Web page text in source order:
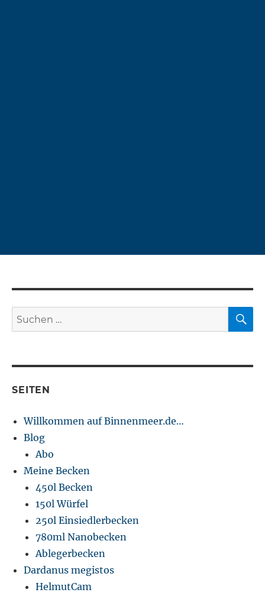
Suchen
nach:
SEITEN
Willkommen auf Binnenmeer.de…
Blog
Abo
Meine Becken
450l Becken
150l Würfel
250l Einsiedlerbecken
780ml Nanobecken
Ablegerbecken
Dardanus megistos
HelmutCam